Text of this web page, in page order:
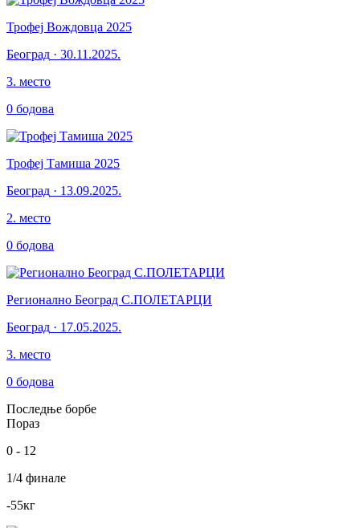
Трофеј Вождовца 2025
Београд · 30.11.2025.
3. место
0 бодова
Трофеј Тамиша 2025
Београд · 13.09.2025.
2. место
0 бодова
Регионално Београд С.ПОЛЕТАРЦИ
Београд · 17.05.2025.
3. место
0 бодова
Последње борбе
Пораз
0 - 12
1/4 финале
-55кг